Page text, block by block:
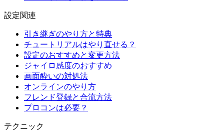
設定関連
引き継ぎのやり方と特典
チュートリアルはやり直せる？
設定のおすすめと変更方法
ジャイロ感度のおすすめ
画面酔いの対処法
オンラインのやり方
フレンド登録と合流方法
プロコンは必要？
テクニック